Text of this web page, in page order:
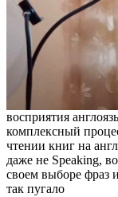
восприятия
комплексный
чтении книг на
даже не Speaking,
своем выборе фраз и
так пугало